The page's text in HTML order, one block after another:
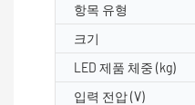
항목 유형
크기
LED 제품 체중 (kg)
입력 전압 (V)